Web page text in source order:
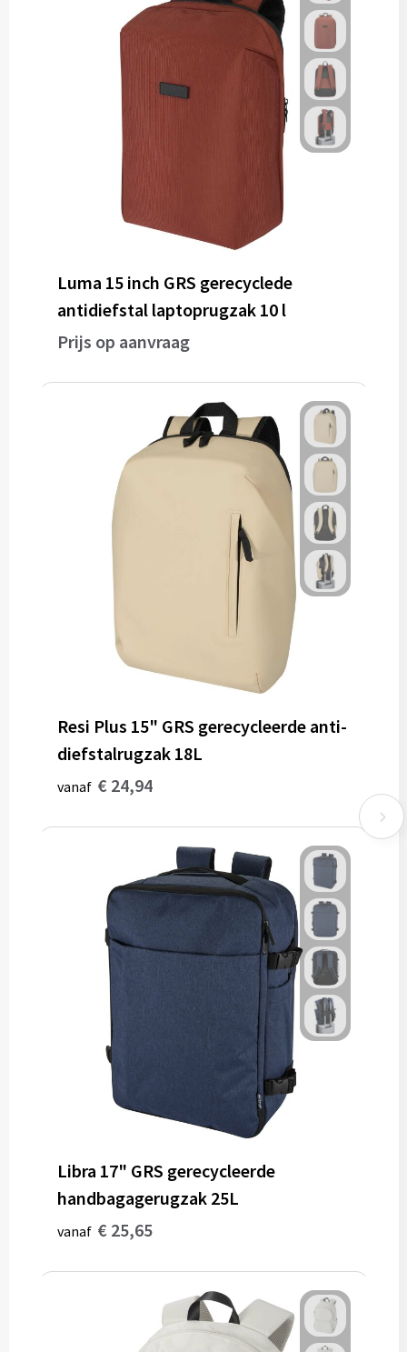
Persoonlijke verzorging
Luma 15 inch GRS gerecyclede
antidiefstal laptoprugzak 10 l
Prijs op aanvraag
Resi Plus 15" GRS gerecycleerde anti-
diefstalrugzak 18L
vanaf € 24,94
Libra 17" GRS gerecycleerde
handbagagerugzak 25L
vanaf € 25,65